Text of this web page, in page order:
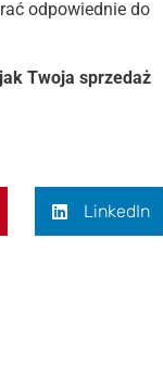
odpowiednie do
Twoja sprzedaż
LinkedIn